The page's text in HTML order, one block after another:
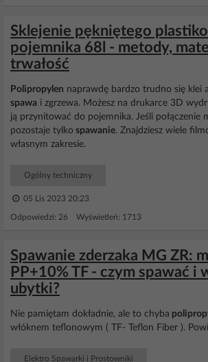
Sklejenie pękniętego
pojemnika 68l - metody,
trwałość
Polipropylen naprawdę bardzo trudno się klei
spawa i zgrzewa. Możesz na drukarce 3D
ją przynitować do pojemnika. Jeśli połączenie
pozostaje tylko spawanie. Znajdziesz wiele
własnym zakresie.
Ogólny techniczny
05 Lis 2023 20:23
Odpowiedzi: 26 Wyświetleń: 1713
Spawanie zderzaka MG ZR:
PP+10% TF - czym spawać i
ubytki?
Nie pamiętam dokładnie, ale to chyba
włóknem teflonowym ( TF- Teflon Fiber ).
Elektro Spawarki i Prostowniki